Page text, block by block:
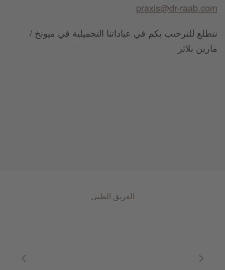
praxis@dr-raab.com
نتطلع للترحيب بكم في عياداتنا التجميلية في ميونخ /
مارين بلاتز
الفريق الطبي